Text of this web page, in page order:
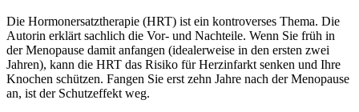
Die Hormonersatztherapie (HRT) ist ein kontroverses Thema. Die
Autorin erklärt sachlich die Vor- und Nachteile. Wenn Sie früh in
der Menopause damit anfangen (idealerweise in den ersten zwei
Jahren), kann die HRT das Risiko für Herzinfarkt senken und Ihre
Knochen schützen. Fangen Sie erst zehn Jahre nach der Menopause
an, ist der Schutzeffekt weg.